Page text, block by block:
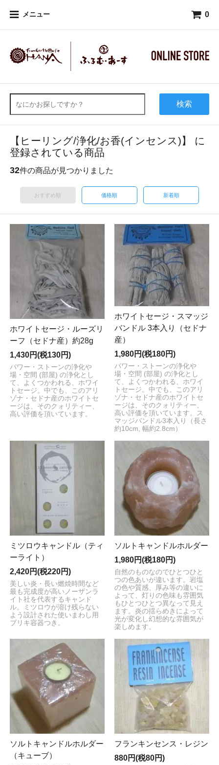
メニュー 0
検索
【ヒーリング/浄化/お香(インセンス)】 に
登録されている商品
32件の商品が見つかりました
おすすめ順 価格順 新着順
ホワイトセージ・ルーズリ
ーフ（セドナ産）約28g
1,430円(税130円)
パワー・ストーンの浄化や
場・空間 (部屋) の浄化とし
て、よくつかわれる、ホワイ
トセージ。中でも、このアリ
ゾナ・セドナ産のホワイトセ
ージは、そのクォリティー、
高い評価を頂いています。
ホワイトセージ・スマッジ
バンドル 3本入り（セドナ
産）
1,980円(税180円)
パワー・ストーンの浄化や
場・空間 (部屋) の浄化とし
て、よくつかわれる、ホワイ
トセージ。中でも、このアリ
ゾナ・セドナ産のホワイトセ
ージは、そのクォリティー、
高い評価を頂いています。ス
マッジバンドル3本入り（長さ
約10cm, 幅約2.8cm）
ミツロウキャンドル（ティ
ーライト）
2,420円(税220円)
美しい炎・長い燃焼時間など
最も完成度が高いノーザンラ
イト社を代表するキャンド
ル。ミツロウが溶け残らない
よう設計された使いまわし用
ブリキ容器つき。
ソルトキャンドルホルダー
1,980円(税180円)
自然のものなのでひとつひと
つの色あいが違います。岩塩
の色や質感、厚み等の違いに
よって、灯りの色味も雰囲気
もひとつひとつ異なって見え
ます。炎の揺らめきによって
光が変化し幻想的な雰囲気が
楽しめます。
ソルトキャンドルホルダー
（キューブ）
フランキンセンス・レジン
880円(税80円)